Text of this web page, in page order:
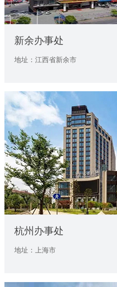
新余办事处
地址：江西省新余市
杭州办事处
地址：上海市